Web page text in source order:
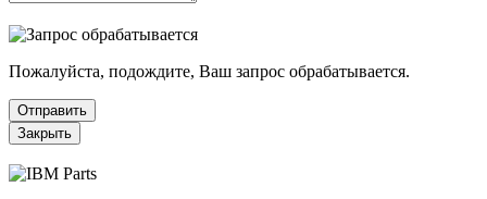
Пожалуйста, подождите, Ваш запрос обрабатывается.
Отправить
Закрыть